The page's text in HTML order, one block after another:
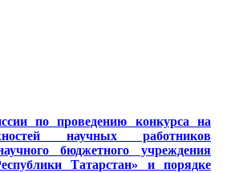
по проведению конкурса на
научных работников
бюджетного учреждения
Татарстан» и порядке